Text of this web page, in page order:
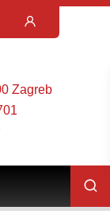
Zagreb